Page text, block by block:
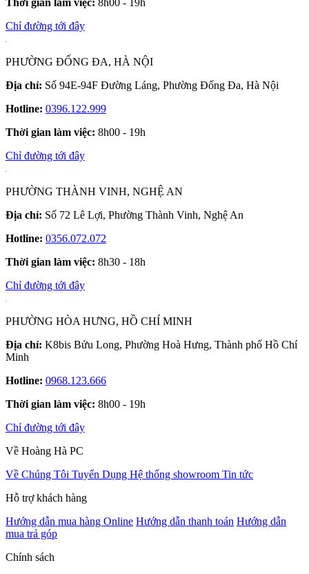
Thời gian làm việc: 8h00 - 19h
Chỉ đường tới đây
PHƯỜNG ĐỐNG ĐA, HÀ NỘI
Địa chỉ: Số 94E-94F Đường Láng, Phường Đống Đa, Hà Nội
Hotline: 0396.122.999
Thời gian làm việc: 8h00 - 19h
Chỉ đường tới đây
PHƯỜNG THÀNH VINH, NGHỆ AN
Địa chỉ: Số 72 Lê Lợi, Phường Thành Vinh, Nghệ An
Hotline: 0356.072.072
Thời gian làm việc: 8h30 - 18h
Chỉ đường tới đây
PHƯỜNG HÒA HƯNG, HỒ CHÍ MINH
Địa chỉ: K8bis Bửu Long, Phường Hoà Hưng, Thành phố Hồ Chí
Minh
Hotline: 0968.123.666
Thời gian làm việc: 8h00 - 19h
Chỉ đường tới đây
Về Hoàng Hà PC
Về Chúng Tôi Tuyển Dụng Hệ thống showroom Tin tức
Hỗ trợ khách hàng
Hướng dẫn mua hàng Online Hướng dẫn thanh toán Hướng dẫn
mua trả góp
Chính sách